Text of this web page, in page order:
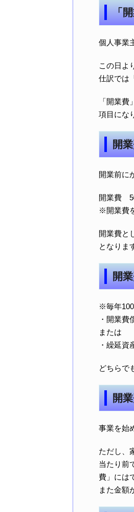
「
個人事業
この日よ
仕訳では
「開業
項目にな
開
開業前に
開業費
※開業費
開業費と
となりま
開
※毎年
・開業
または
・繰延
どちらで
開
事業を始
ただし、
当たり前
費」には
また金額